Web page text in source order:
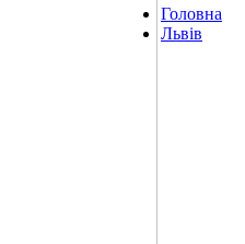
Головна
Львів